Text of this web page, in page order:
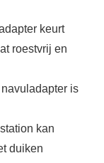
keurt
roestvrij en
is
kan
duiken